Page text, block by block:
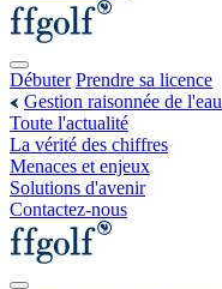
Débuter Prendre sa licence
Gestion raisonnée de l'eau
Toute l'actualité
La vérité des chiffres
Menaces et enjeux
Solutions d'avenir
Contactez-nous